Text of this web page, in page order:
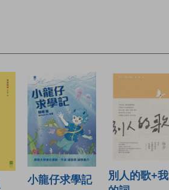
小龍仔求學記
別人的歌+我